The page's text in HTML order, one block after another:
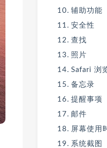
辅助功能
安全性
查找
照片
Safari 浏
备忘录
提醒事项
邮件
屏幕使用
系统截图